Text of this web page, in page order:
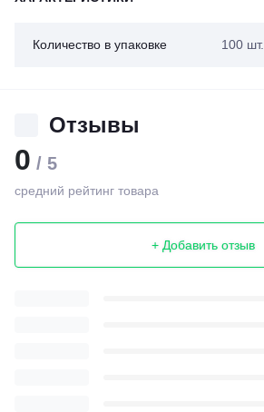
Количество в упаковке 100 шт.
Отзывы
0 / 5
средний рейтинг товара
+ Добавить отзыв